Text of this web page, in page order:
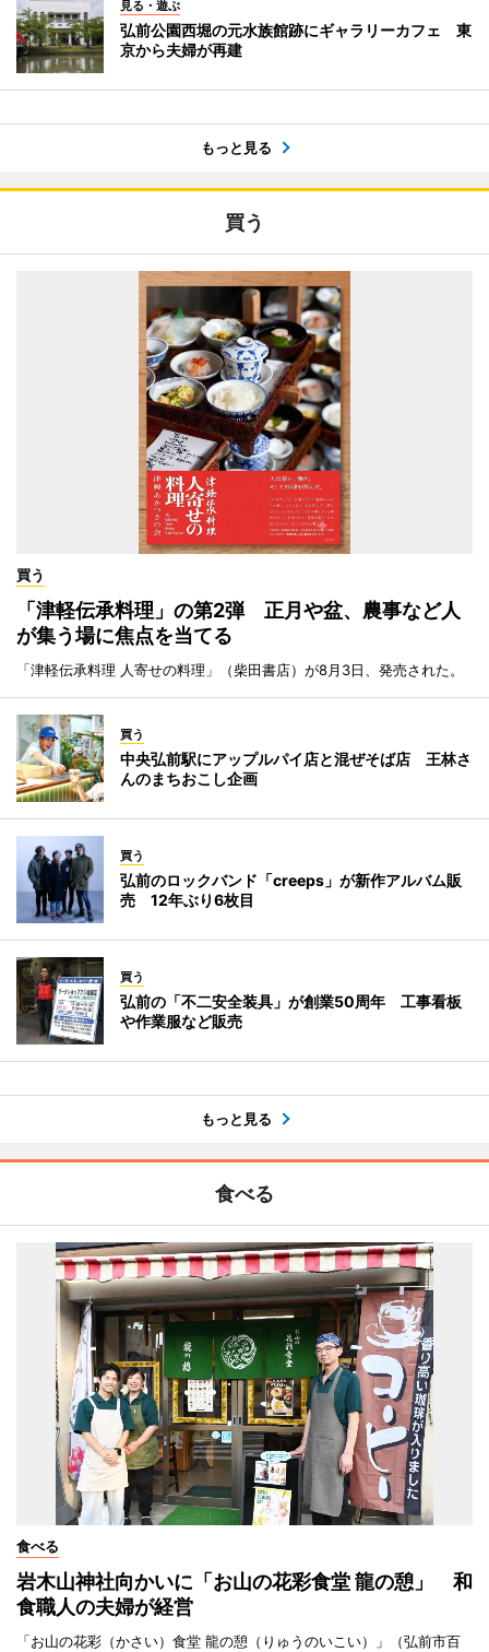
見る・遊ぶ
弘前公園西堀の元水族館跡にギャラリーカフェ 東
京から夫婦が再建
もっと見る
買う
買う
「津軽伝承料理」の第2弾 正月や盆、農事など人
が集う場に焦点を当てる
「津軽伝承料理 人寄せの料理」（柴田書店）が8月3日、発売された。
買う
中央弘前駅にアップルパイ店と混ぜそば店 王林さ
んのまちおこし企画
買う
弘前のロックバンド「creeps」が新作アルバム販
売 12年ぶり6枚目
買う
弘前の「不二安全装具」が創業50周年 工事看板
や作業服など販売
もっと見る
食べる
食べる
岩木山神社向かいに「お山の花彩食堂 龍の憩」 和
食職人の夫婦が経営
「お山の花彩（かさい）食堂 龍の憩（りゅうのいこい）」（弘前市百